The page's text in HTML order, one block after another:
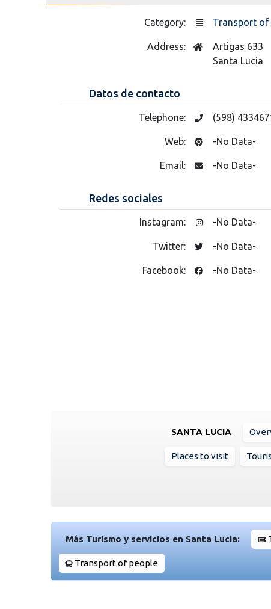
Category: Transport of
Address:
Artigas 633
Santa Lucia
Datos de contacto
Telephone: (598)
Web: -No Data-
Email: -No Data-
Redes sociales
Instagram: -No Data-
Twitter: -No Data-
Facebook: -No Data-
SANTA LUCIA
Places to visit
Más Turismo y servicios en Santa Lucia:
Transport of people